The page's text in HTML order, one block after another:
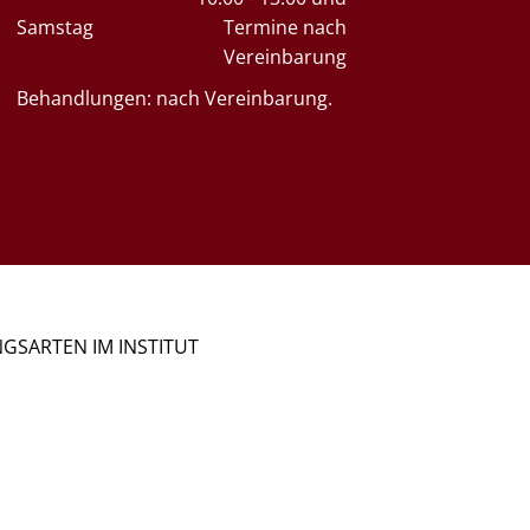
Samstag
Termine nach
Vereinbarung
Behandlungen: nach Vereinbarung.
IM INSTITUT